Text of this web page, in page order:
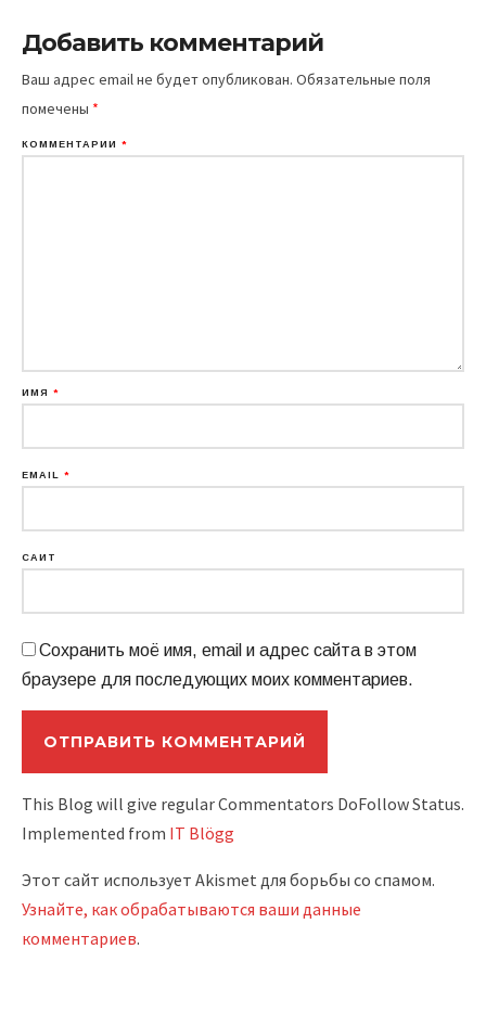
Добавить комментарий
Ваш адрес email не будет опубликован. Обязательные поля
помечены *
КОММЕНТАРИЙ *
ИМЯ *
EMAIL *
САЙТ
Сохранить моё имя, email и адрес сайта в этом
браузере для последующих моих комментариев.
This Blog will give regular Commentators DoFollow Status.
Implemented from IT Blögg
Этот сайт использует Akismet для борьбы со спамом.
Узнайте, как обрабатываются ваши данные
комментариев.